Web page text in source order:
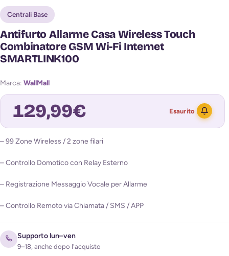
Centrali Base
Antifurto Allarme Casa Wireless Touch
Combinatore GSM Wi-Fi Internet
SMARTLINK100
Marca: WallMall
129,99€ Esaurito
Acconsento al trattamento dei miei dati per ricevere
– 99 Zone Wireless / 2 zone filari
– Controllo Domotico con Relay Esterno
– Registrazione Messaggio Vocale per Allarme
– Controllo Remoto via Chiamata / SMS / APP
Supporto lun–ven
9–18, anche dopo l'acquisto